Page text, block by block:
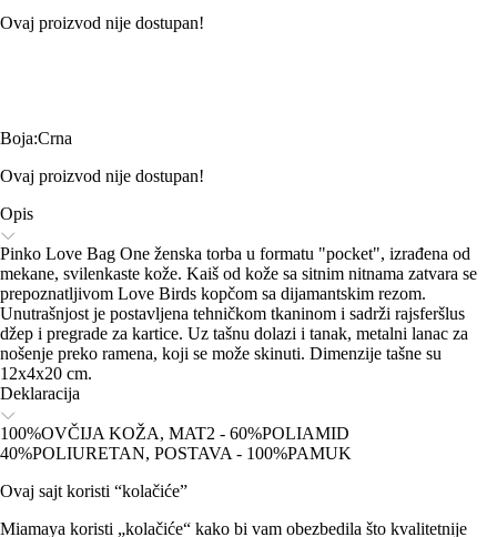
Ovaj proizvod nije dostupan!
Boja:Crna
Ovaj proizvod nije dostupan!
Opis
Pinko Love Bag One ženska torba u formatu "pocket", izrađena od
mekane, svilenkaste kože. Kaiš od kože sa sitnim nitnama zatvara se
prepoznatljivom Love Birds kopčom sa dijamantskim rezom.
Unutrašnjost je postavljena tehničkom tkaninom i sadrži rajsferšlus
džep i pregrade za kartice. Uz tašnu dolazi i tanak, metalni lanac za
nošenje preko ramena, koji se može skinuti. Dimenzije tašne su
12x4x20 cm.
Deklaracija
100%OVČIJA KOŽA, MAT2 - 60%POLIAMID
40%POLIURETAN, POSTAVA - 100%PAMUK
Ovaj sajt koristi “kolačiće”
Miamaya koristi „kolačiće“ kako bi vam obezbedila što kvalitetnije